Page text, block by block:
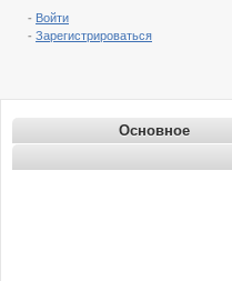
- Войти
- Зарегистрироваться
Основное